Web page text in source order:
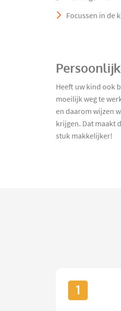
Focussen in de
Heeft uw kind ook
moeilijk weg te
en daarom wijzen
krijgen. Dat maakt
stuk makkelijker!
1